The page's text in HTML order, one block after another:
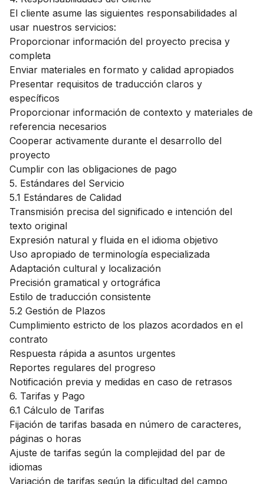
El cliente asume las siguientes responsabilidades al
usar nuestros servicios:
Proporcionar información del proyecto precisa y
completa
Enviar materiales en formato y calidad apropiados
Presentar requisitos de traducción claros y
específicos
Proporcionar información de contexto y materiales de
referencia necesarios
Cooperar activamente durante el desarrollo del
proyecto
Cumplir con las obligaciones de pago
5. Estándares del Servicio
5.1 Estándares de Calidad
Transmisión precisa del significado e intención del
texto original
Expresión natural y fluida en el idioma objetivo
Uso apropiado de terminología especializada
Adaptación cultural y localización
Precisión gramatical y ortográfica
Estilo de traducción consistente
5.2 Gestión de Plazos
Cumplimiento estricto de los plazos acordados en el
contrato
Respuesta rápida a asuntos urgentes
Reportes regulares del progreso
Notificación previa y medidas en caso de retrasos
6. Tarifas y Pago
6.1 Cálculo de Tarifas
Fijación de tarifas basada en número de caracteres,
páginas o horas
Ajuste de tarifas según la complejidad del par de
idiomas
Variación de tarifas según la dificultad del campo